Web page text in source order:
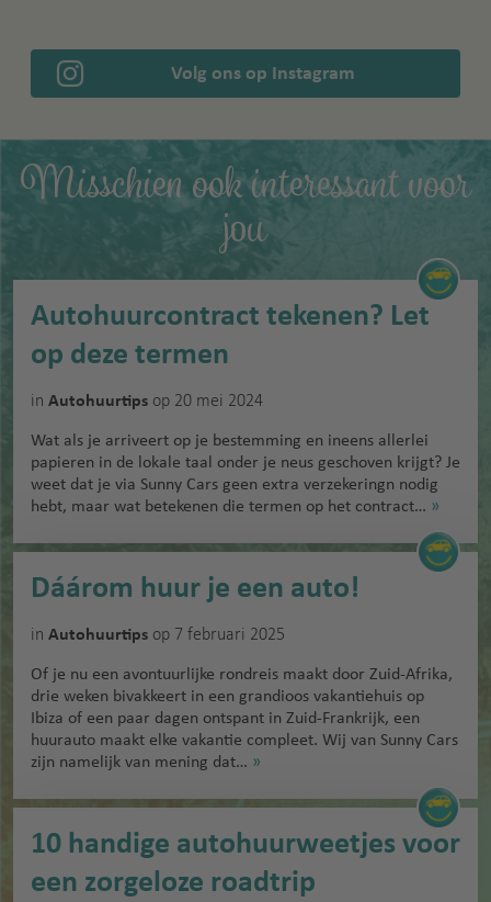
Volg ons op Instagram
Misschien ook interessant voor
jou
Autohuurcontract tekenen? Let
op deze termen
in Autohuurtips op 20 mei 2024
Wat als je arriveert op je bestemming en ineens allerlei
papieren in de lokale taal onder je neus geschoven krijgt? Je
weet dat je via Sunny Cars geen extra verzekeringn nodig
hebt, maar wat betekenen die termen op het contract… »
Dáárom huur je een auto!
in Autohuurtips op 7 februari 2025
Of je nu een avontuurlijke rondreis maakt door Zuid-Afrika,
drie weken bivakkeert in een grandioos vakantiehuis op
Ibiza of een paar dagen ontspant in Zuid-Frankrijk, een
huurauto maakt elke vakantie compleet. Wij van Sunny Cars
zijn namelijk van mening dat… »
10 handige autohuurweetjes voor
een zorgeloze roadtrip